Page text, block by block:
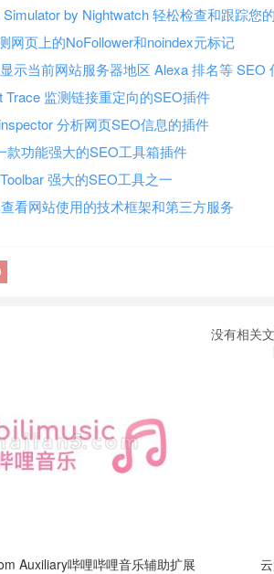
by Nightwatch 轻松检查和跟踪您
网页上的NoFollower和noindex元标记
示当前网站服务器地区 Alexa 排名等 SEO
Trace 监测链接重定向的SEO插件
分析网页SEO信息的插件
款功能强大的SEO工具箱插件
强大的SEO工具之一
看网站使用的技术框架和第三方服务
没有相关
Auxiliary哔哩哔哩音乐辅助扩展